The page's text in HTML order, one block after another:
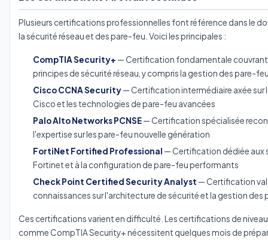
Plusieurs certifications professionnelles font référence dans le
la sécurité réseau et des pare-feu. Voici les principales :
CompTIA Security+ — Certification fondamentale couvrant
principes de sécurité réseau, y compris la gestion des pare-
Cisco CCNA Security— Certification intermédiaire axée sur
Cisco et les technologies de pare-feu avancées
Palo Alto Networks PCNSE— Certification spécialisée
l'expertise sur les pare-feu nouvelle génération
FortiNet Fortified Professional — Certification dédiée aux
Fortinet et à la configuration de pare-feu performants
Check Point Certified Security Analyst — Certification
connaissances sur l'architecture de sécurité et la gestion des
Ces certifications varient en difficulté. Les certifications de
comme CompTIA Security+ nécessitent quelques mois de